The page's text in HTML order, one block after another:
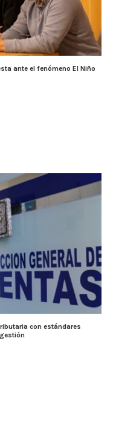
ante el fenómeno El Niño
con estándares